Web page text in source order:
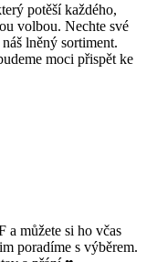
potěší každého,
volbou. Nechte své
lněný sortiment.
moci přispět ke
a můžete si ho včas
poradíme s výběrem.